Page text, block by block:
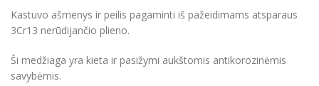
Kastuvo ašmenys ir peilis pagaminti iš pažeidimams atsparaus
3Cr13 nerūdijančio plieno.
Ši medžiaga yra kieta ir pasižymi aukštomis antikorozinėmis
savybėmis.